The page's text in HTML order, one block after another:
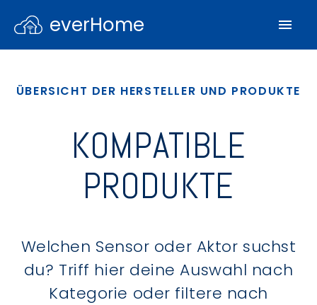
everHome
ÜBERSICHT DER HERSTELLER UND PRODUKTE
KOMPATIBLE
PRODUKTE
Welchen Sensor oder Aktor suchst
du? Triff hier deine Auswahl nach
Kategorie oder filtere nach